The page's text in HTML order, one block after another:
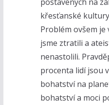
křesťanské
Problém ovšem
jsme ztratili a
nenastolili.
procenta lidí jsou
bohatství na
bohatství a moci